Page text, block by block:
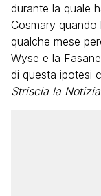
durante la quale
Cosmary
qualche mese
Wyse e la
di questa ipotesi
Striscia la Notizia